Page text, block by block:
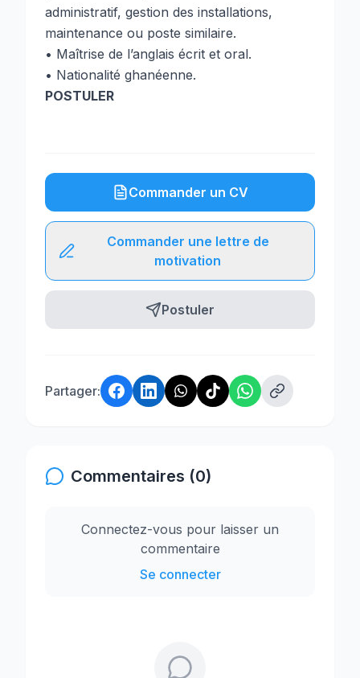
administratif, gestion des installations,
maintenance ou poste similaire.
• Maîtrise de l’anglais écrit et oral.
• Nationalité ghanéenne.
POSTULER
Commander un CV
Commander une lettre de
motivation
Postuler
Partager:
Commentaires (0)
Connectez-vous pour laisser un
commentaire
Se connecter